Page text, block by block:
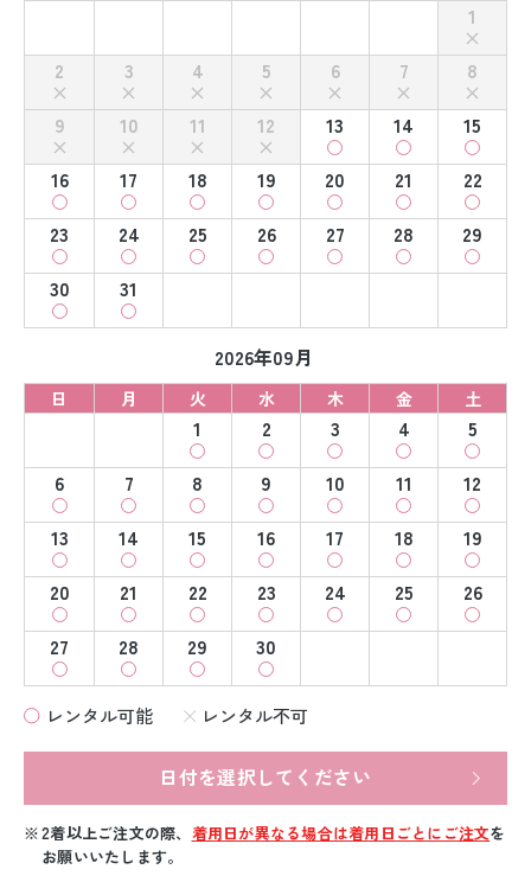
1
2
3 4 5 6 7
8
9
10 11 12 13 14
15
16
17 18 19 20 21
22
23
24 25 26 27 28
29
30
31
2026年09月
日 月 火 水 木 金 土
1 2 3 4
5
6
7 8 9 10 11
12
13
14 15 16 17 18
19
20
21 22 23 24 25
26
27
28 29 30
レンタル可能 レンタル不可
日付を選択してください
2着以上ご注文の際、 着用日が異なる場合は着用日ごとにご注文を
お願いいたします。